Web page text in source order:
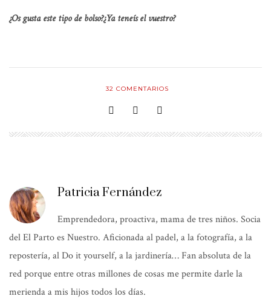
¿Os gusta este tipo de bolso?¿Ya teneís el vuestro?
32 COMENTARIOS
Patricia Fernández
Emprendedora, proactiva, mama de tres niños. Socia
del El Parto es Nuestro. Aficionada al padel, a la fotografía, a la
repostería, al Do it yourself, a la jardinería… Fan absoluta de la
red porque entre otras millones de cosas me permite darle la
merienda a mis hijos todos los días.